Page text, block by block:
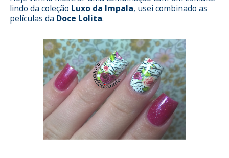
lindo da coleção Luxo da Impala, usei combinado as
películas da Doce Lolita.